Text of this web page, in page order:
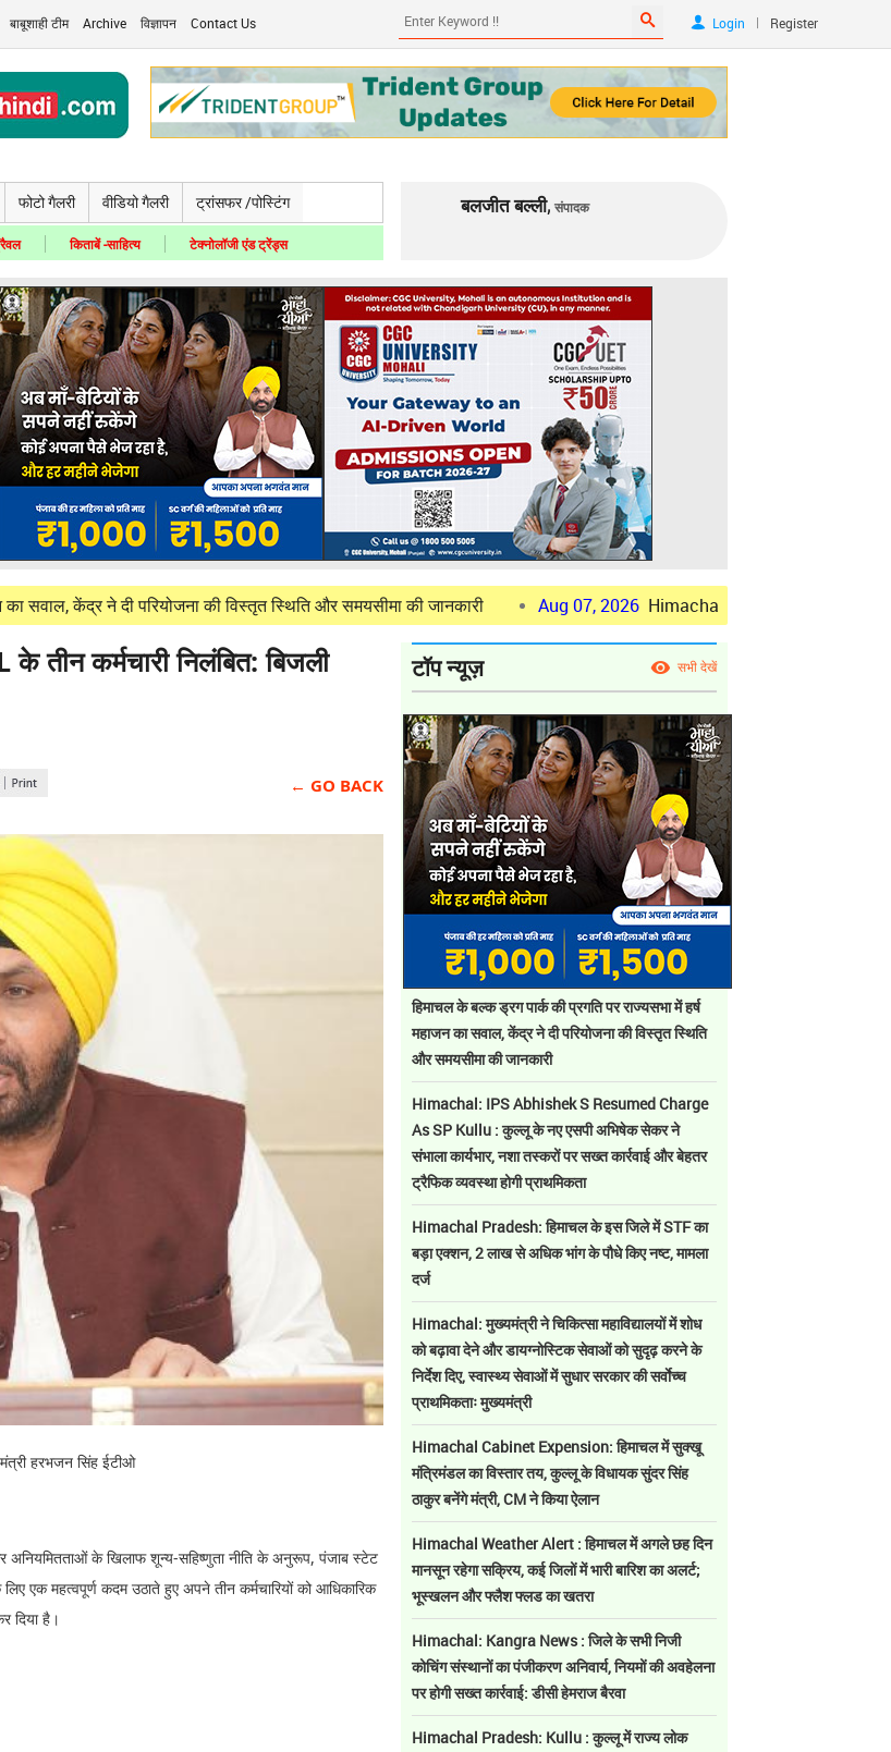
बाबूशाही टीम Archive विज्ञापन Contact Us Login | Register
फोटो गैलरी वीडियो गैलरी ट्रांसफर /पोस्टिंग
किताबें -साहित्य टेक्नोलॉजी एंड ट्रेंड्स
बलजीत बल्ली, संपादक
ने दी परियोजना की विस्तृत स्थिति और समयसीमा की जानकारी Aug 07, 2026 Himachal: IPS Abhishek S Resumed Charge
तीन कर्मचारी निलंबित: बिजली
← GO BACK
मंत्री हरभजन सिंह ईटीओ
अनियमितताओं के खिलाफ शून्य-सहिष्णुता नीति के अनुरूप, पंजाब स्टेट
एक महत्वपूर्ण कदम उठाते हुए अपने तीन कर्मचारियों को आधिकारिक
दिया है।
टॉप न्यूज़ सभी देखें
हिमाचल के बल्क ड्रग पार्क की प्रगति पर राज्यसभा में हर्ष
महाजन का सवाल, केंद्र ने दी परियोजना की विस्तृत स्थिति
और समयसीमा की जानकारी
Himachal: IPS Abhishek S Resumed Charge
As SP Kullu : कुल्लू के नए एसपी अभिषेक सेकर ने
संभाला कार्यभार, नशा तस्करों पर सख्त कार्रवाई और बेहतर
ट्रैफिक व्यवस्था होगी प्राथमिकता
Himachal Pradesh: हिमाचल के इस जिले में STF का
बड़ा एक्शन, 2 लाख से अधिक भांग के पौधे किए नष्ट, मामला
दर्ज
Himachal: मुख्यमंत्री ने चिकित्सा महाविद्यालयों में शोध
को बढ़ावा देने और डायग्नोस्टिक सेवाओं को सुदृढ़ करने के
निर्देश दिए, स्वास्थ्य सेवाओं में सुधार सरकार की सर्वाेच्च
प्राथमिकताः मुख्यमंत्री
Himachal Cabinet Expension: हिमाचल में सुक्खू
मंत्रिमंडल का विस्तार तय, कुल्लू के विधायक सुंदर सिंह
ठाकुर बनेंगे मंत्री, CM ने किया ऐलान
Himachal Weather Alert : हिमाचल में अगले छह दिन
मानसून रहेगा सक्रिय, कई जिलों में भारी बारिश का अलर्ट;
भूस्खलन और फ्लैश फ्लड का खतरा
Himachal: Kangra News : जिले के सभी निजी
कोचिंग संस्थानों का पंजीकरण अनिवार्य, नियमों की अवहेलना
पर होगी सख्त कार्रवाई: डीसी हेमराज बैरवा
Himachal Pradesh: Kullu : कुल्लू में राज्य लोक